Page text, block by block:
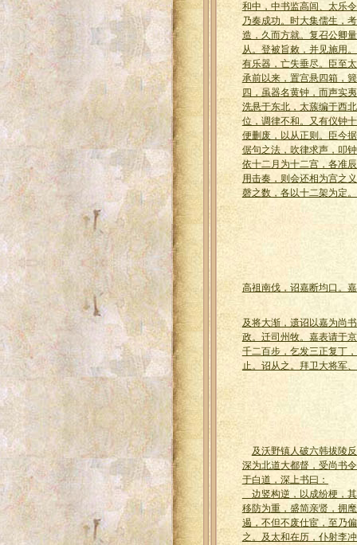
和中，中书监高闾、太乐
乃奏成功。时大集儒生，
造，久而方就。复召公卿
从。登被旨敕，并见施用
有乐器，亡失垂尽。臣至
承前以来，置宫悬四箱，
四，虽器名黄钟，而声实
洗悬于东北，太蔟编于西
位，调律不和。又有仪钟
便删废，以从正则。臣今
倨句之法，吹律求声，叩
依十二月为十二宫，各准
用击奏，则会还相为宫之
磬之数，各以十二架为定
高祖南伐，诏嘉断均口。
及将大渐，遗诏以嘉为尚
政。迁司州牧。嘉表请于
千二百步，乞发三正复丁
止。诏从之。拜卫大将军
及沃野镇人破六韩拔陵
深为北道大都督，受尚书
于白道，深上书曰：
边竖构逆，以成纷梗，
移防为重，盛简亲贤，拥
遏，不但不废仕宦，至乃
之。及太和在历，仆射李